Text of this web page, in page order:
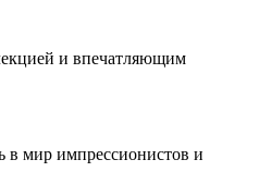
и впечатляющим
в мир импрессионистов и